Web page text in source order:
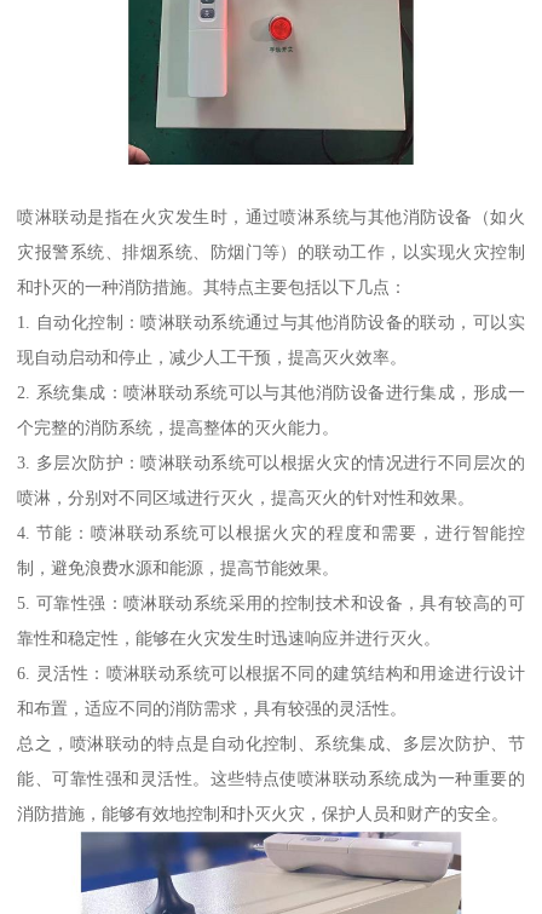
喷淋联动是指在火灾发生时，通过喷淋系统与其他消防设备（如火
灾报警系统、排烟系统、防烟门等）的联动工作，以实现火灾控制
和扑灭的一种消防措施。其特点主要包括以下几点：
1. 自动化控制：喷淋联动系统通过与其他消防设备的联动，可以实
现自动启动和停止，减少人工干预，提高灭火效率。
2. 系统集成：喷淋联动系统可以与其他消防设备进行集成，形成一
个完整的消防系统，提高整体的灭火能力。
3. 多层次防护：喷淋联动系统可以根据火灾的情况进行不同层次的
喷淋，分别对不同区域进行灭火，提高灭火的针对性和效果。
4. 节能：喷淋联动系统可以根据火灾的程度和需要，进行智能控
制，避免浪费水源和能源，提高节能效果。
5. 可靠性强：喷淋联动系统采用的控制技术和设备，具有较高的可
靠性和稳定性，能够在火灾发生时迅速响应并进行灭火。
6. 灵活性：喷淋联动系统可以根据不同的建筑结构和用途进行设计
和布置，适应不同的消防需求，具有较强的灵活性。
总之，喷淋联动的特点是自动化控制、系统集成、多层次防护、节
能、可靠性强和灵活性。这些特点使喷淋联动系统成为一种重要的
消防措施，能够有效地控制和扑灭火灾，保护人员和财产的安全。